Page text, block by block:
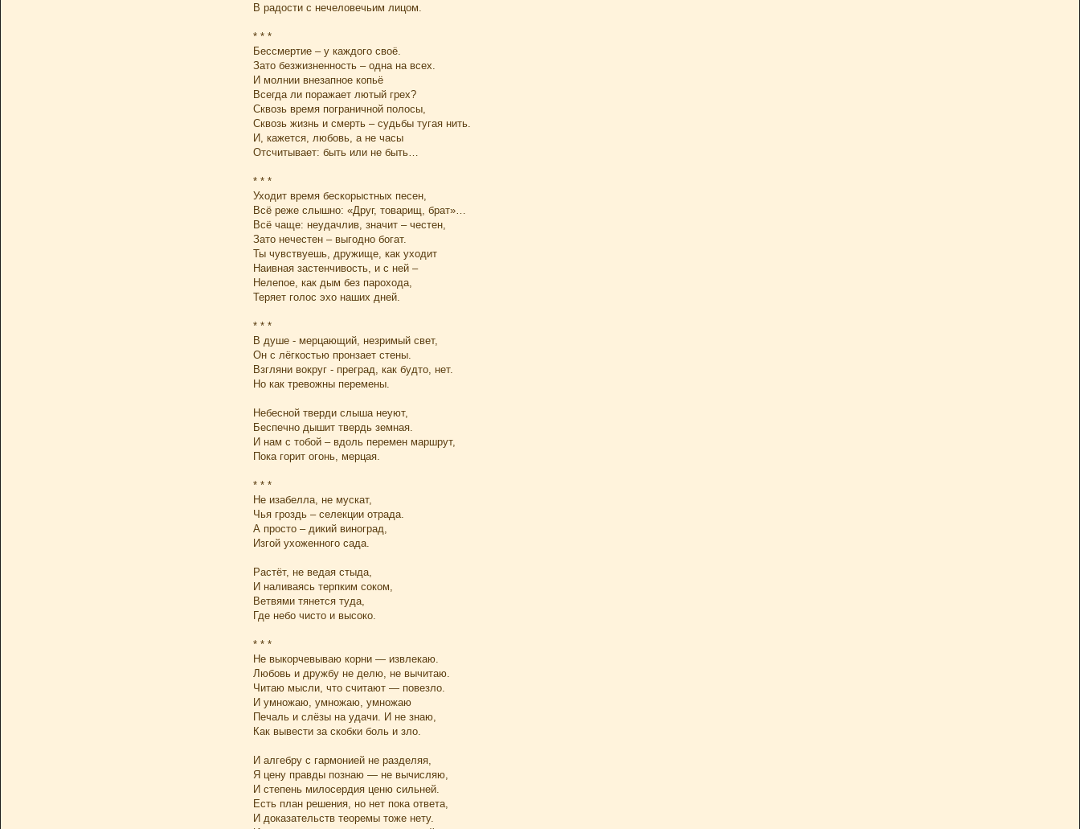
В радости с нечеловечьим лицом.
* * *
Бессмертие – у каждого своё.
Зато безжизненность – одна на всех.
И молнии внезапное копьё
Всегда ли поражает лютый грех?
Сквозь время пограничной полосы,
Сквозь жизнь и смерть – судьбы тугая нить.
И, кажется, любовь, а не часы
Отсчитывает: быть или не быть…
* * *
Уходит время бескорыстных песен,
Всё реже слышно: «Друг, товарищ, брат»…
Всё чаще: неудачлив, значит – честен,
Зато нечестен – выгодно богат.
Ты чувствуешь, дружище, как уходит
Наивная застенчивость, и с ней –
Нелепое, как дым без парохода,
Теряет голос эхо наших дней.
* * *
В душе - мерцающий, незримый свет,
Он с лёгкостью пронзает стены.
Взгляни вокруг - преград, как будто, нет.
Но как тревожны перемены.
Небесной тверди слыша неуют,
Беспечно дышит твердь земная.
И нам с тобой – вдоль перемен маршрут,
Пока горит огонь, мерцая.
* * *
Не изабелла, не мускат,
Чья гроздь – селекции отрада.
А просто – дикий виноград,
Изгой ухоженного сада.
Растёт, не ведая стыда,
И наливаясь терпким соком,
Ветвями тянется туда,
Где небо чисто и высоко.
* * *
Не выкорчевываю корни — извлекаю.
Любовь и дружбу не делю, не вычитаю.
Читаю мысли, что считают — повезло.
И умножаю, умножаю, умножаю
Печаль и слёзы на удачи. И не знаю,
Как вывести за скобки боль и зло.
И алгебру с гармонией не разделяя,
Я цену правды познаю — не вычисляю,
И степень милосердия ценю сильней.
Есть план решения, но нет пока ответа,
И доказательств теоремы тоже нету.